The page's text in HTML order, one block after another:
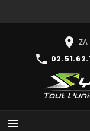
place
phone
